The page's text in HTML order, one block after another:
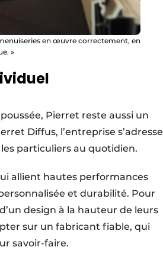
en œuvre correctement, en
»
Pierret reste aussi un
Diffus, l’entreprise s’adresse
particuliers au quotidien.
allient hautes perfor­mances
et durabilité. Pour
design à la hauteur de leurs
sur un fabricant fiable, qui
savoir-faire.